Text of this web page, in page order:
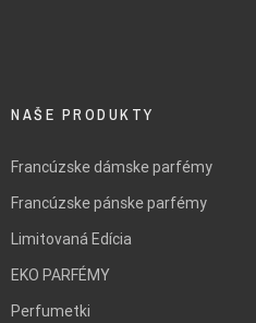
NAŠE PRODUKTY
Francúzske dámske parfémy
Francúzske pánske parfémy
Limitovaná Edícia
EKO PARFÉMY
Perfumetki